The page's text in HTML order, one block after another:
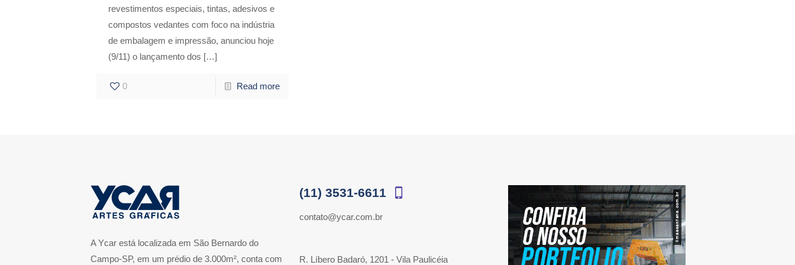
revestimentos especiais, tintas, adesivos e
compostos vedantes com foco na indústria
de embalagem e impressão, anunciou hoje
(9/11) o lançamento dos […]
0 Read more
A Ycar está localizada em São Bernardo do
Campo-SP, em um prédio de 3.000m², conta com
(11) 3531-6611
contato@ycar.com.br
R. Líbero Badaró, 1201 - Vila Paulicéia